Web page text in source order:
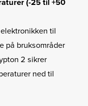
(-25 til +50
til
på bruksområder
2 sikrer
ned til